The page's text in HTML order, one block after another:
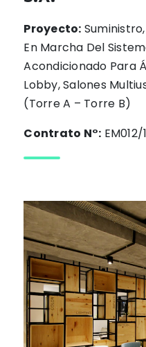
Proyecto:
En Marcha Del
Acondicionado Para
Lobby, Salones
(Torre A – Torre B)
Contrato N°: EM012/